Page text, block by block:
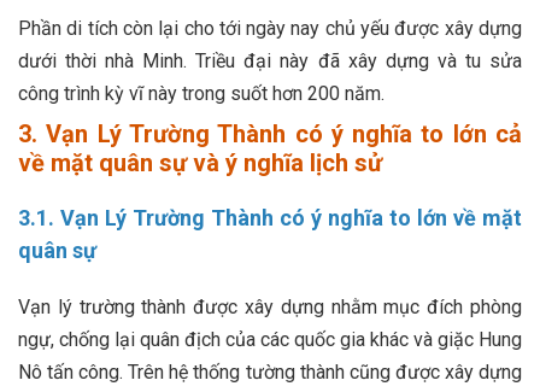
Phần di tích còn lại cho tới ngày nay chủ yếu được xây dựng
dưới thời nhà Minh. Triều đại này đã xây dựng và tu sửa
công trình kỳ vĩ này trong suốt hơn 200 năm.
3. Vạn Lý Trường Thành có ý nghĩa to lớn cả
về mặt quân sự và ý nghĩa lịch sử
3.1. Vạn Lý Trường Thành có ý nghĩa to lớn về mặt
quân sự
Vạn lý trường thành được xây dựng nhằm mục đích phòng
ngự, chống lại quân địch của các quốc gia khác và giặc Hung
Nô tấn công. Trên hệ thống tường thành cũng được xây dựng